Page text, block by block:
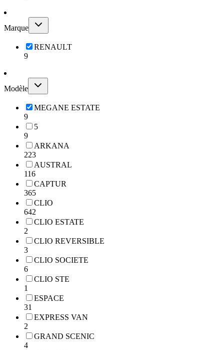
Marque
RENAULT
9
Modèle
MEGANE ESTATE
9
5
9
ARKANA
223
AUSTRAL
116
CAPTUR
365
CLIO
642
CLIO ESTATE
2
CLIO REVERSIBLE
3
CLIO SOCIETE
6
CLIO STE
1
ESPACE
31
EXPRESS VAN
2
GRAND SCENIC
4